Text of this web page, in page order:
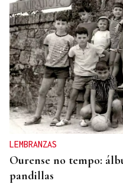
"EN COORDINACIÓN CON EL
El PSOE garantiza
“cuando sea oportuno”
LEMBRANZAS
Ourense no tempo:
pandillas